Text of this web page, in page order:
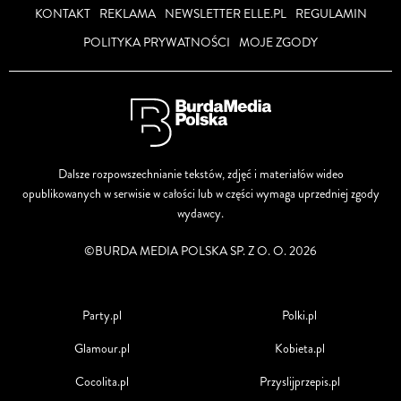
KONTAKT REKLAMA NEWSLETTER ELLE.PL
REGULAMIN
POLITYKA PRYWATNOŚCI MOJE ZGODY
Dalsze rozpowszechnianie tekstów, zdjęć i materiałów wideo
opublikowanych w serwisie w całości lub w części wymaga uprzedniej zgody
wydawcy.
©BURDA MEDIA POLSKA SP. Z O. O. 2026
Party.pl
Glamour.pl
Cocolita.pl
Polki.pl
Kobieta.pl
Przyslijprzepis.pl